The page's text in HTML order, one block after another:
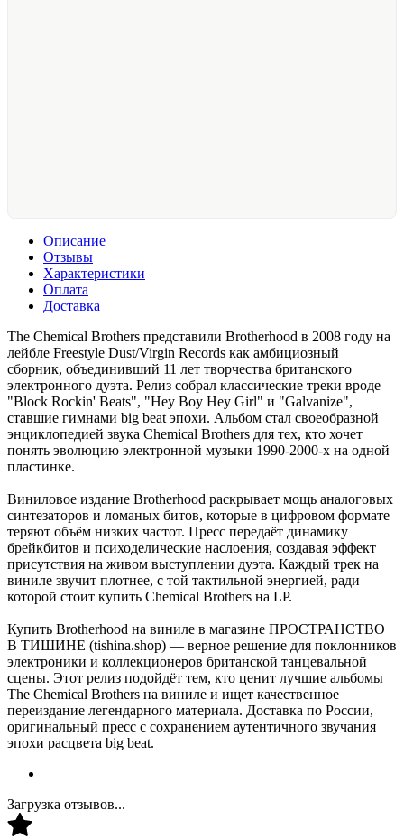
Описание
Отзывы
Характеристики
Оплата
Доставка
The Chemical Brothers представили Brotherhood в 2008 году на
лейбле Freestyle Dust/Virgin Records как амбициозный
сборник, объединивший 11 лет творчества британского
электронного дуэта. Релиз собрал классические треки вроде
"Block Rockin' Beats", "Hey Boy Hey Girl" и "Galvanize",
ставшие гимнами big beat эпохи. Альбом стал своеобразной
энциклопедией звука Chemical Brothers для тех, кто хочет
понять эволюцию электронной музыки 1990-2000-х на одной
пластинке.
Виниловое издание Brotherhood раскрывает мощь аналоговых
синтезаторов и ломаных битов, которые в цифровом формате
теряют объём низких частот. Пресс передаёт динамику
брейкбитов и психоделические наслоения, создавая эффект
присутствия на живом выступлении дуэта. Каждый трек на
виниле звучит плотнее, с той тактильной энергией, ради
которой стоит купить Chemical Brothers на LP.
Купить Brotherhood на виниле в магазине ПРОСТРАНСТВО
В ТИШИНЕ (tishina.shop) — верное решение для поклонников
электроники и коллекционеров британской танцевальной
сцены. Этот релиз подойдёт тем, кто ценит лучшие альбомы
The Chemical Brothers на виниле и ищет качественное
переиздание легендарного материала. Доставка по России,
оригинальный пресс с сохранением аутентичного звучания
эпохи расцвета big beat.
Загрузка отзывов...